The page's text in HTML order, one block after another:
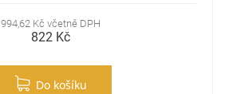
994,62 Kč včetně DPH
822 Kč
Do košíku